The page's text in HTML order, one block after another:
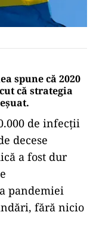
spune că 2020
că strategia
de infecții
decese
a fost dur
pandemiei
fără nicio